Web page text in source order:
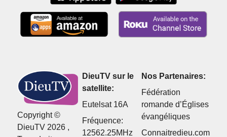
Copyright ©
DieuTV 2026 ,
DieuTV sur le
satellite:
Eutelsat 16A
Fréquence:
12562.25MHz
Nos Partenaires:
Fédération
romande d’Églises
évangéliques
Connaitredieu.com